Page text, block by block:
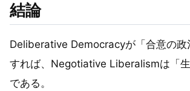
結論
Deliberative Democracyが「合意の政
すれば、Negotiative Liberalismは「生
である。